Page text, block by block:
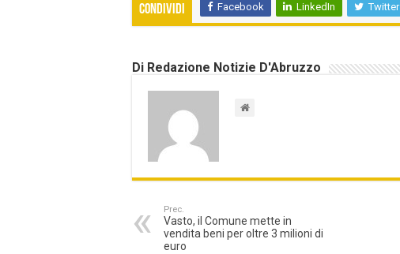
Condividi Facebook LinkedIn Twitter
Di Redazione Notizie D'Abruzzo
Prec.
Vasto, il Comune mette in
vendita beni per oltre 3 milioni di
euro